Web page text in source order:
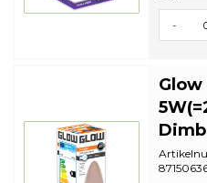
-
Glow